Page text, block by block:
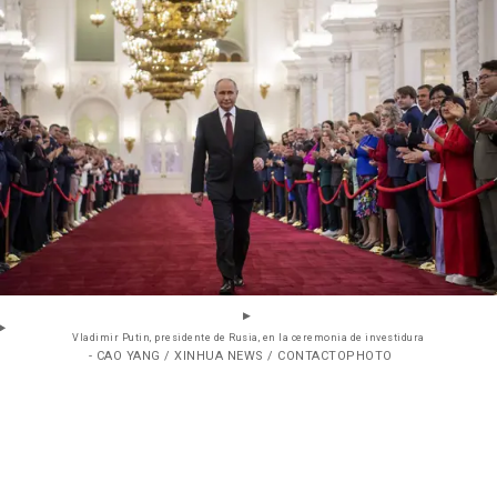
Vladimir Putin, presidente de Rusia, en la ceremonia de investidura
- CAO YANG / XINHUA NEWS / CONTACTOPHOTO